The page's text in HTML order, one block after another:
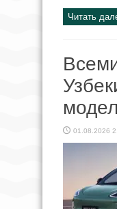
Читать
01.08.2026